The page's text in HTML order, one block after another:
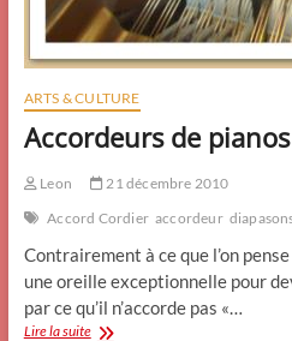
ARTS & CULTURE
Accordeurs de pianos
Leon
21 décembre 2010
Accord Cordier accordeur
Contrairement à ce que l’on
une oreille exceptionnelle pour
par ce qu’il n’accorde pas «…
Lire la suiteAccordeurs